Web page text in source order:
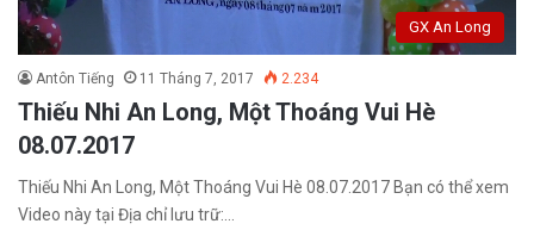
GX An Long
Antôn Tiếng 11 Tháng 7, 2017 2.234
Thiếu Nhi An Long, Một Thoáng Vui Hè
08.07.2017
Thiếu Nhi An Long, Một Thoáng Vui Hè 08.07.2017 Bạn có thể xem
Video này tại Địa chỉ lưu trữ:…